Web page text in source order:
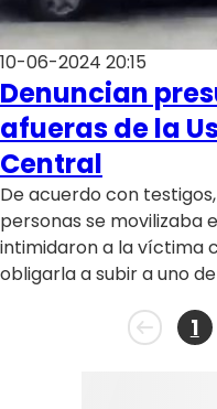
10-06-2024 20:15
Denuncian
afueras de la
Central
De acuerdo con
personas se movilizaba
intimidaron a la víctima
obligarla a subir a uno